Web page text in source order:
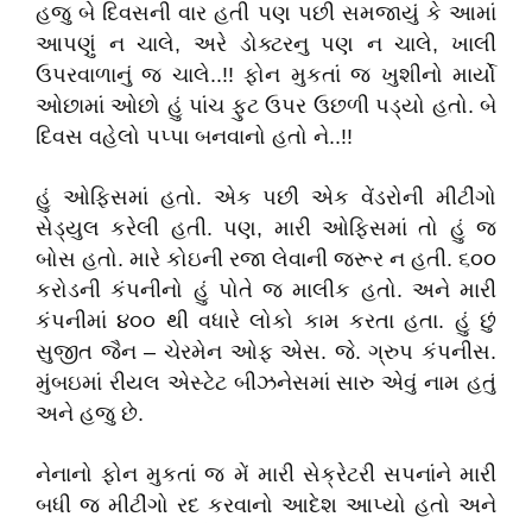
હજુ બે દિવસની વાર હતી પણ પછી સમજાયું કે આમાં
આપણું ન ચાલે, અરે ડોક્ટરનુ પણ ન ચાલે, ખાલી
ઉપરવાળાનું જ ચાલે..!! ફોન મુકતાં જ ખુશીનો માર્યો
ઓછામાં ઓછો હું પાંચ ફુટ ઉપર ઉછળી પડ્યો હતો. બે
દિવસ વહેલો પપ્પા બનવાનો હતો ને..!!
હું ઓફિસમાં હતો. એક પછી એક વેંડરોની મીટીંગો
સેડ્યુલ કરેલી હતી. પણ, મારી ઓફિસમાં તો હું જ
બોસ હતો. મારે કોઇની રજા લેવાની જરૂર ન હતી. ૬૦૦
કરોડની કંપનીનો હું પોતે જ માલીક હતો. અને મારી
કંપનીમાં ૪૦૦ થી વધારે લોકો કામ કરતા હતા. હું છું
સુજીત જૈન – ચેરમેન ઓફ એસ. જે. ગ્રુપ કંપનીસ.
મુંબઇમાં રીયલ એસ્ટેટ બીઝનેસમાં સારુ એવું નામ હતું
અને હજુ છે.
નેનાનો ફોન મુકતાં જ મેં મારી સેક્રેટરી સપનાંને મારી
બધી જ મીટીંગો રદ કરવાનો આદેશ આપ્યો હતો અને